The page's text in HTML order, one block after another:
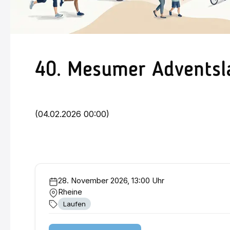
40. Mesumer
(04.02.2026 00:00)
28. November 2026, 13:00 Uhr
Rheine
Laufen